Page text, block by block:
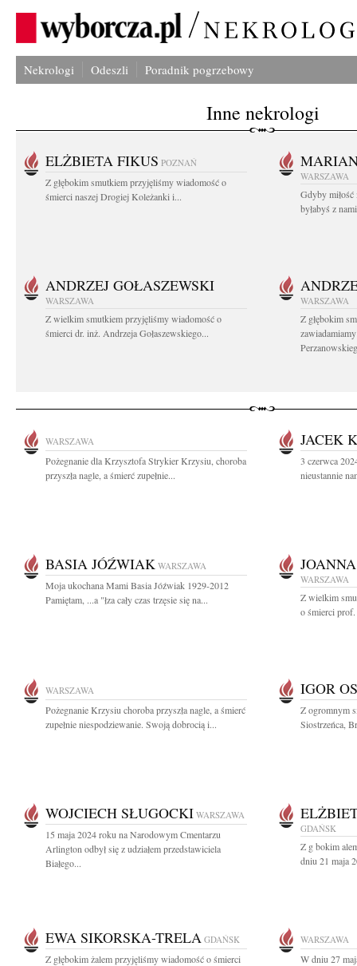
Nekrologi Odeszli Poradnik pogrzebowy
Inne nekrologi
ELŻBIETA FIKUS POZNAŃ
Z głębokim smutkiem przyjęliśmy wiadomość o
śmierci naszej Drogiej Koleżanki i...
WARSZAWA
Gdyby miłość
byłabyś z
ANDRZEJ GOŁASZEWSKI
WARSZAWA
Z wielkim smutkiem przyjęliśmy wiadomość o
śmierci dr. inż. Andrzeja Gołaszewskiego...
WARSZAWA
Z głębokim
WARSZAWA
Pożegnanie dla Krzysztofa Strykier Krzysiu, choroba
przyszła nagle, a śmierć zupełnie...
JACEK
3 czerwca
nieustannie
BASIA JÓŹWIAK WARSZAWA
Moja ukochana Mami Basia Jóźwiak 1929-2012
Pamiętam, ...a "łza cały czas trzęsie się na...
WARSZAWA
Z wielkim
o śmierci
WARSZAWA
Pożegnanie Krzysiu choroba przyszła nagle, a śmierć
zupełnie niespodziewanie. Swoją dobrocią i...
IGOR
Z ogromnym
Siostrzeńca,
WOJCIECH SŁUGOCKI WARSZAWA
15 maja 2024 roku na Narodowym Cmentarzu
Arlington odbył się z udziałem przedstawiciela
Białego...
GDAŃSK
Z g bokim
dniu 21 maja
EWA SIKORSKA-TRELA GDAŃSK
Z głębokim żalem przyjęliśmy wiadomość o śmierci
WARSZAWA
W dniu 27